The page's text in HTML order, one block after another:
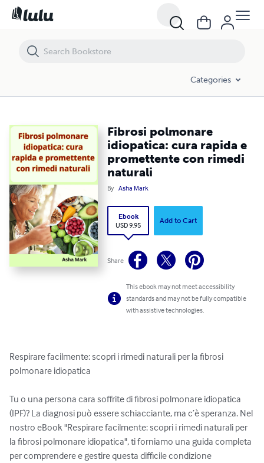
Categories
Fibrosi polmonare
idiopatica: cura rapida e
promettente con rimedi
naturali
By Asha Mark
Ebook
USD 9.95
Add to Cart
Share
This ebook may not meet accessibility
standards and may not be fully compatible
with assistive technologies.
Respirare facilmente: scopri i rimedi naturali per la fibrosi
polmonare idiopatica
Tu o una persona cara soffrite di fibrosi polmonare idiopatica
(IPF)? La diagnosi può essere schiacciante, ma c’è speranza. Nel
nostro eBook "Respirare facilmente: scopri i rimedi naturali per
la fibrosi polmonare idiopatica", ti forniamo una guida completa
per comprendere e gestire questa difficile condizione
Fibrosi polmonare idiopatica: cura rapida e promettente con rimedi